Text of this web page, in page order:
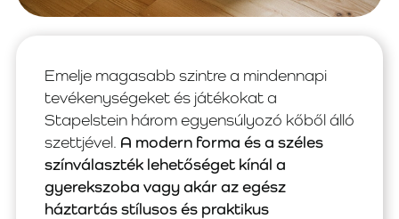
Emelje magasabb szintre a mindennapi
tevékenységeket és játékokat a
Stapelstein három egyensúlyozó kőből álló
szettjével. A modern forma és a széles
színválaszték lehetőséget kínál a
gyerekszoba vagy akár az egész
háztartás stílusos és praktikus